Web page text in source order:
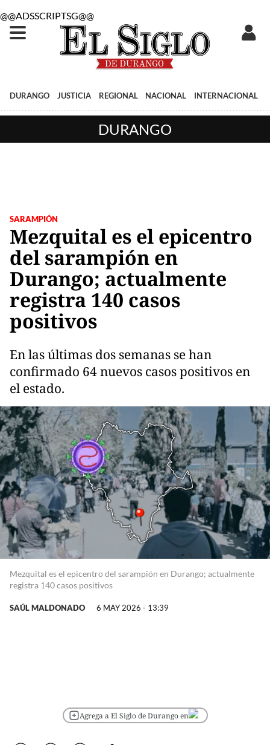
@@ADSSCRIPTSG@@
DURANGO JUSTICIA REGIONAL NACIONAL INTERNACIONAL
DURANGO
SARAMPIÓN
Mezquital es el epicentro
del sarampión en
Durango; actualmente
registra 140 casos
positivos
En las últimas dos semanas se han
confirmado 64 nuevos casos positivos en
el estado.
Mezquital es el epicentro del sarampión en Durango; actualmente
registra 140 casos positivos
SAÚL MALDONADO 6 MAY 2026 - 13:39
Agrega a El Siglo de Durango en